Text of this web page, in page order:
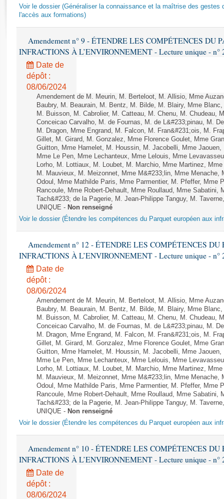
Rapports législatifs
Rapports sur l'application des lois
Baromètre de l’application des lois
Dossiers législatifs
Budget et sécurité sociale
Questions écrites et orales
Comptes rendus des débats
Voir le dossier (Généraliser la connaissance et la maîtrise des gestes
l'accès aux formations)
Amendement n° 9 - ÉTENDRE LES COMPÉTENCES DU
INFRACTIONS À L’ENVIRONNEMENT - Lecture unique - n°
Date de
dépôt :
08/06/2024
Amendement de M. Meurin, M. Berteloot, M. Allisio, Mme
Baubry, M. Beaurain, M. Bentz, M. Bilde, M. Blairy, Mme
M. Buisson, M. Cabrolier, M. Catteau, M. Chenu, M. Chudeau,
Conceicao Carvalho, M. de Fournas, M. de L&#233;pinau, M.
M. Dragon, Mme Engrand, M. Falcon, M. Fran&#231;ois, M.
Gillet, M. Girard, M. Gonzalez, Mme Florence Goulet, Mme
Guitton, Mme Hamelet, M. Houssin, M. Jacobelli, Mme
Mme Le Pen, Mme Lechanteux, Mme Lelouis, Mme
Lorho, M. Lottiaux, M. Loubet, M. Marchio, Mme Martinez,
M. Mauvieux, M. Meizonnet, Mme M&#233;lin, Mme Menache,
Odoul, Mme Mathilde Paris, Mme Parmentier, M. Pfeffer, Mme
Rancoule, Mme Robert-Dehault, Mme Roullaud, Mme
Tach&#233; de la Pagerie, M. Jean-Philippe Tanguy, M.
UNIQUE - Non renseigné
Voir le dossier (Étendre les compétences du Parquet européen aux
Amendement n° 12 - ÉTENDRE LES COMPÉTENCES
INFRACTIONS À L’ENVIRONNEMENT - Lecture unique - n°
Date de
dépôt :
08/06/2024
Amendement de M. Meurin, M. Berteloot, M. Allisio, Mme
Baubry, M. Beaurain, M. Bentz, M. Bilde, M. Blairy, Mme
M. Buisson, M. Cabrolier, M. Catteau, M. Chenu, M. Chudeau,
Conceicao Carvalho, M. de Fournas, M. de L&#233;pinau, M.
M. Dragon, Mme Engrand, M. Falcon, M. Fran&#231;ois, M.
Gillet, M. Girard, M. Gonzalez, Mme Florence Goulet, Mme
Guitton, Mme Hamelet, M. Houssin, M. Jacobelli, Mme
Mme Le Pen, Mme Lechanteux, Mme Lelouis, Mme
Lorho, M. Lottiaux, M. Loubet, M. Marchio, Mme Martinez,
M. Mauvieux, M. Meizonnet, Mme M&#233;lin, Mme Menache,
Odoul, Mme Mathilde Paris, Mme Parmentier, M. Pfeffer, Mme
Rancoule, Mme Robert-Dehault, Mme Roullaud, Mme
Tach&#233; de la Pagerie, M. Jean-Philippe Tanguy, M.
UNIQUE - Non renseigné
Voir le dossier (Étendre les compétences du Parquet européen aux
Amendement n° 10 - ÉTENDRE LES COMPÉTENCES
INFRACTIONS À L’ENVIRONNEMENT - Lecture unique - n°
Date de
dépôt :
08/06/2024